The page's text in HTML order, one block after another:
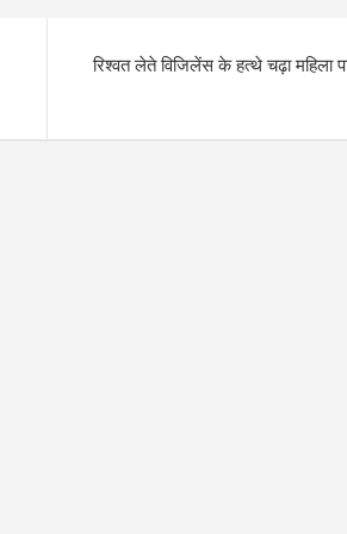
रिश्वत लेते विजिलेंस के हत्थे चढ़ा महिला